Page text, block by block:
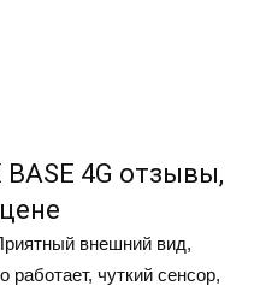
4G отзывы,
внешний вид,
чуткий сенсор,